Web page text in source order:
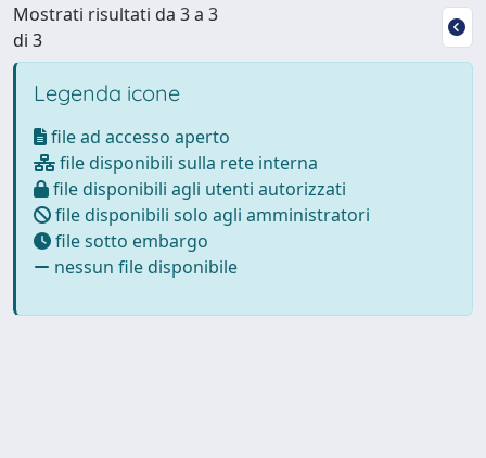
Mostrati risultati da 3 a 3
di 3
Legenda icone
file ad accesso aperto
file disponibili sulla rete interna
file disponibili agli utenti autorizzati
file disponibili solo agli amministratori
file sotto embargo
nessun file disponibile